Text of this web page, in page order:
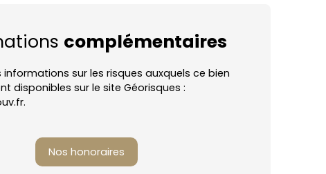
complémentaires
informations sur les risques auxquels ce bien
disponibles sur le site Géorisques :
Nos honoraires